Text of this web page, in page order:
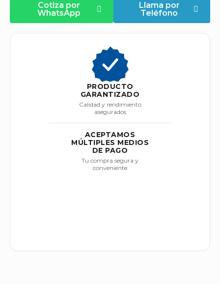
Cotiza por
WhatsApp
Llama por
Teléfono
PRODUCTO
GARANTIZADO
Calidad y rendimiento
asegurados
ACEPTAMOS
MÚLTIPLES MEDIOS
DE PAGO
Tu compra segura y
conveniente